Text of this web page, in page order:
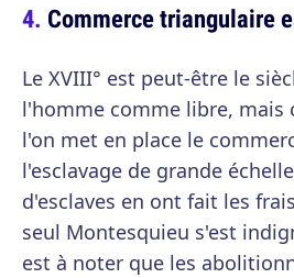
Commerce triangulaire
Le XVIII° est peut-être le
l'homme comme libre, mais
l'on met en place le
l'esclavage de grande
d'esclaves en ont fait les
seul Montesquieu s'est
est à noter que les